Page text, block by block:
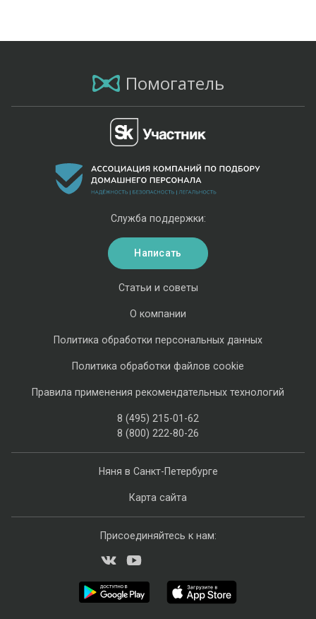
Помогатель
Няня в Санкт-Петербурге
Карта сайта
Статьи и советы
О компании
Политика обработки персональных данных
Политика обработки файлов cookie
Правила применения рекомендательных технологий
8 (495) 215-01-62
8 (800) 222-80-26
Служба поддержки:
Написать
Присоединяйтесь к нам: